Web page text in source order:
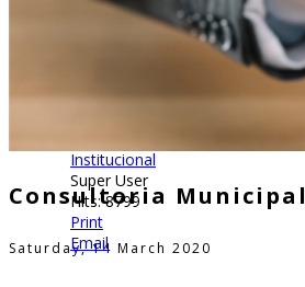
Consultoria Municipal
Saturday, 14 March 2020
Institucional
Super User
Hits: 8799
Print
Email